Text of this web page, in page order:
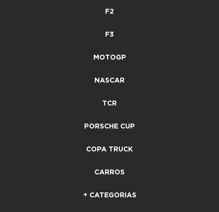
F2
F3
MOTOGP
NASCAR
TCR
PORSCHE CUP
COPA TRUCK
CARROS
+ CATEGORIAS